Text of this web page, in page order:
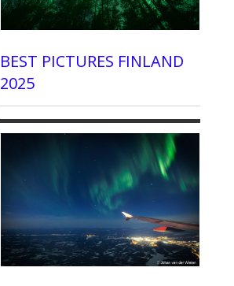
BEST PICTURES FINLAND
2025